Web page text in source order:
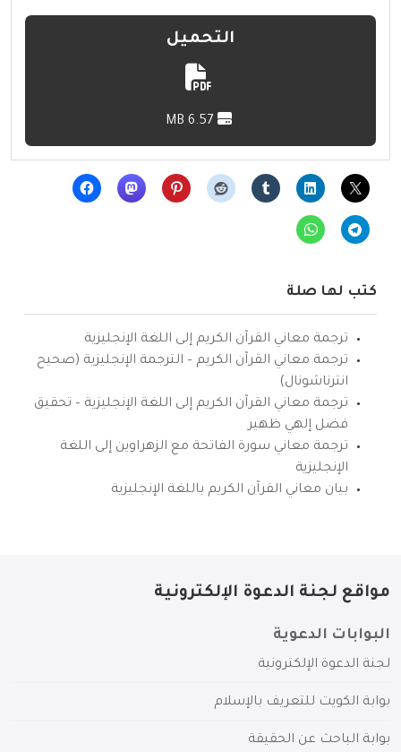
التحميل
كتب لها صلة
ترجمة معاني القرآن الكريم إلى اللغة الإنجليزية
ترجمة معاني القرآن الكريم – الترجمة الإنجليزية (صحيح
انترناشونال)
ترجمة معاني القرآن الكريم إلى اللغة الإنجليزية – تحقيق
فضل إلهي ظهير
ترجمة معاني سورة الفاتحة مع الزهراوين إلى اللغة
الإنجليزية
بيان معاني القرآن الكريم باللغة الإنجليزية
مواقع لجنة الدعوة الإلكترونية
البوابات الدعوية
لجنة الدعوة الإلكترونية
بوابة الكويت للتعريف بالإسلام
بوابة الباحث عن الحقيقة